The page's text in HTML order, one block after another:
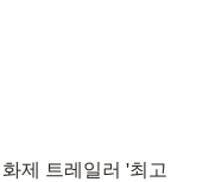
제 트레일러 '최고